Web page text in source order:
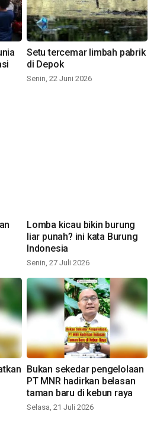
Setu tercemar limbah pabrik
di Depok
Senin, 22 Juni 2026
Lomba kicau bikin burung
liar punah? ini kata Burung
Indonesia
Senin, 27 Juli 2026
Bukan sekedar pengelolaan
PT MNR hadirkan belasan
taman baru di kebun raya
Selasa, 21 Juli 2026